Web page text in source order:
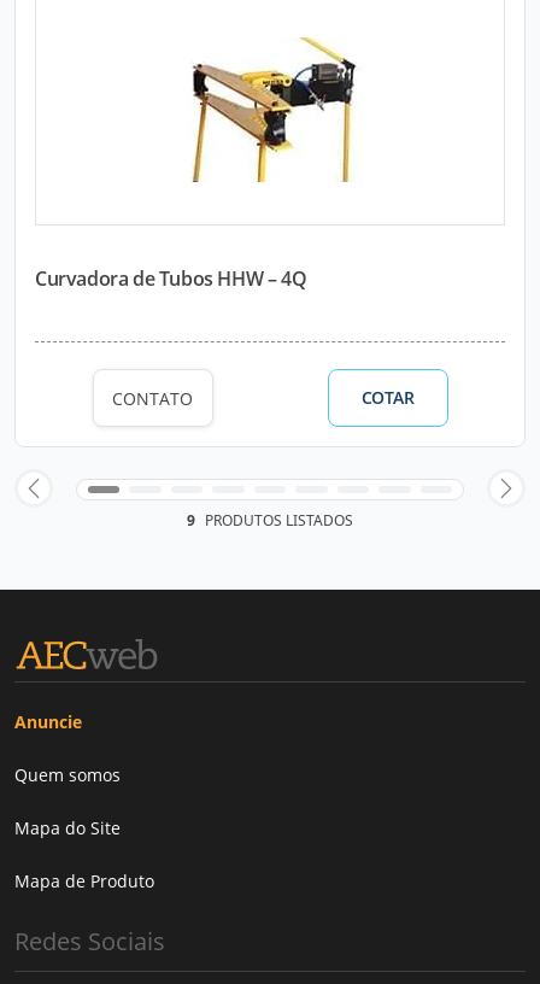
Curvadora de Tubos HHW – 4Q
CONTATO COTAR
9 PRODUTOS LISTADOS
Anuncie
Quem somos
Mapa do Site
Mapa de Produto
Redes Sociais